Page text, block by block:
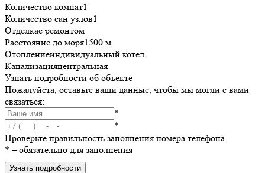
Количество комнат1
Количество сан узлов1
Отделкас ремонтом
Расстояние до моря1500 м
Отоплениеиндивидуальный котел
Канализацияцентральная
Узнать подробности об объекте
Пожалуйста, оставьте ваши данные, чтобы мы могли с вами
связаться:
*
*
Проверьте правильность заполнения номера телефона
* – обязательно для заполнения
Узнать подробности